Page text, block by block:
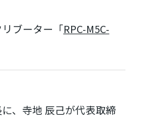
ブーター「RPC-M5C-
、寺地 辰己が代表取締